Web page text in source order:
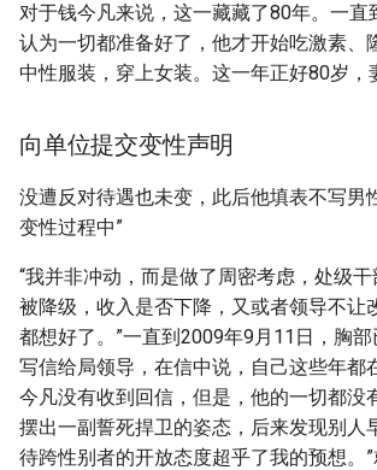
对于钱今凡来说，这一藏藏了80年。一直
认为一切都准备好了，他才开始吃激素、
中性服装，穿上女装。这一年正好80岁，
向单位提交变性声明
没遭反对待遇也未变，此后他填表不写男
变性过程中”
“我并非冲动，而是做了周密考虑，处级
被降级，收入是否下降，又或者领导不让
都想好了。”一直到2009年9月11日，胸
写信给局领导，在信中说，自己这些年都
今凡没有收到回信，但是，他的一切都没
摆出一副誓死捍卫的姿态，后来发现别人
待跨性别者的开放态度超乎了我的预想。